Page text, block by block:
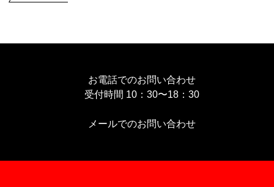
お電話でのお問い合わせ
受付時間 10：30〜18：30
メールでのお問い合わせ